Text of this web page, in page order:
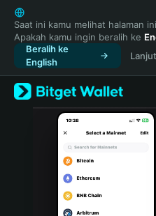
English
日本語
Tiếng Việt
Русский
Español (Latinoamérica)
Türkçe
Italiano
Português (Portugal)
Bahasa Indonesia
Saat ini kamu melihat halaman
Apakah kamu ingin beralih ke
Beralih ke
English